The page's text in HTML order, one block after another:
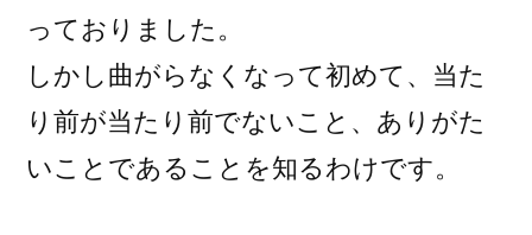
っておりました。
しかし曲がらなくなって初めて、当た
り前が当たり前でないこと、ありがた
いことであることを知るわけです。